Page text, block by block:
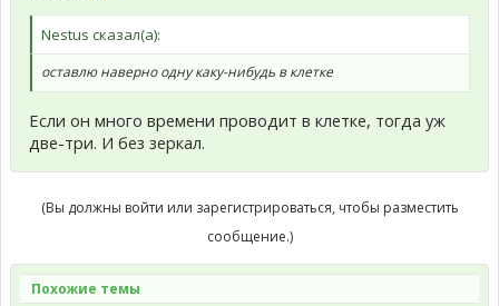
Nestus сказал(а):
оставлю наверно одну каку-нибудь в клетке
Если он много времени проводит в клетке, тогда уж
две-три. И без зеркал.
(Вы должны войти или зарегистрироваться, чтобы разместить
сообщение.)
Похожие темы